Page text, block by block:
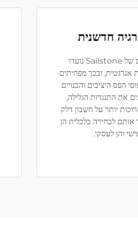
חדשנית
טאייסים רדיאליים של Sailstone נועדו
אנרגטית, ובכך מפחיתים
הפס היציבים והבנויים
את התנגדות הגלילה,
יותר על חשבון דלק
אותם לבחירה כלכלית הן
והן לעסקי.